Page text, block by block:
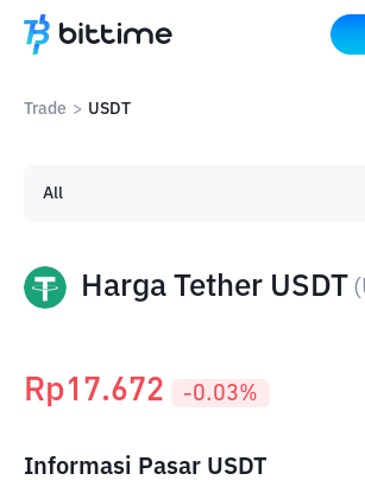
Trade > USDT
Harga Tether USDT (
All
Rp17.672 -0.03%
Informasi Pasar USDT